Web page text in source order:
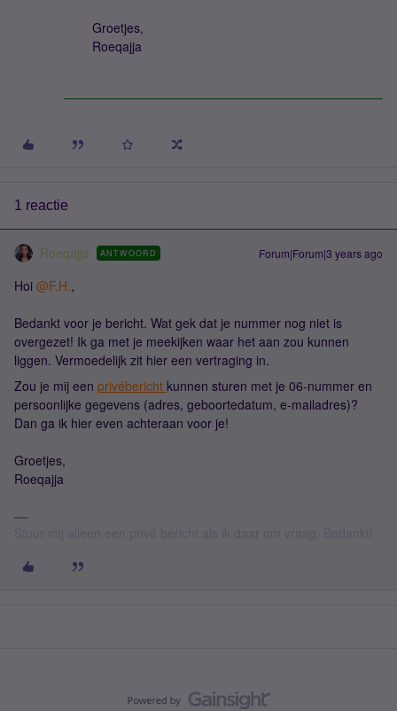
Groetjes,
Roeqajja
1 reactie
Roeqajja ANTWOORD Forum|Forum|3 years ago
Hoi @F.H.,
Bedankt voor je bericht. Wat gek dat je nummer nog niet is
overgezet! Ik ga met je meekijken waar het aan zou kunnen
liggen. Vermoedelijk zit hier een vertraging in.
Zou je mij een privébericht kunnen sturen met je 06-nummer en
persoonlijke gegevens (adres, geboortedatum, e-mailadres)?
Dan ga ik hier even achteraan voor je!
Groetjes,
Roeqajja